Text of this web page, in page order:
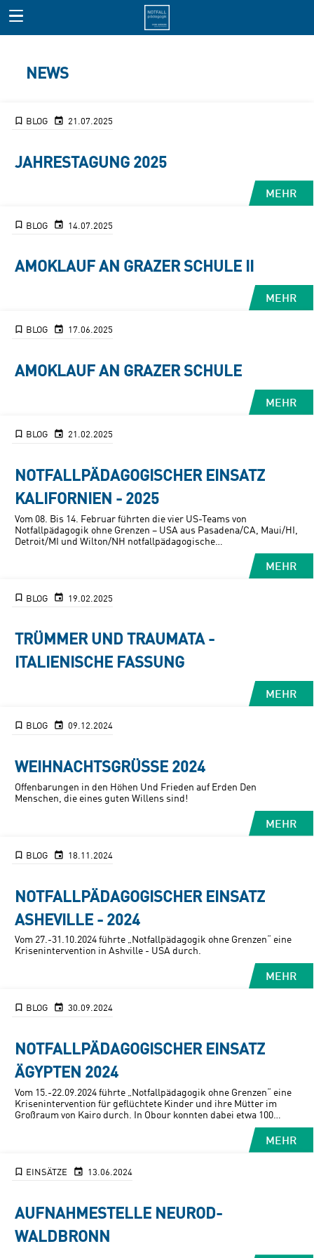
NEWS
BLOG 21.07.2025
JAHRESTAGUNG 2025
MEHR
BLOG 14.07.2025
AMOKLAUF AN GRAZER SCHULE II
MEHR
BLOG 17.06.2025
AMOKLAUF AN GRAZER SCHULE
MEHR
BLOG 21.02.2025
NOTFALLPÄDAGOGISCHER EINSATZ
KALIFORNIEN - 2025
Vom 08. Bis 14. Februar führten die vier US-Teams von
Notfallpädagogik ohne Grenzen – USA aus Pasadena/CA, Maui/HI,
Detroit/MI und Wilton/NH notfallpädagogische
Kriseninterventionen im Großraum von Los Angeles durch.
MEHR
BLOG 19.02.2025
TRÜMMER UND TRAUMATA -
ITALIENISCHE FASSUNG
MEHR
BLOG 09.12.2024
WEIHNACHTSGRÜSSE 2024
Offenbarungen in den Höhen Und Frieden auf Erden Den
Menschen, die eines guten Willens sind!
MEHR
BLOG 18.11.2024
NOTFALLPÄDAGOGISCHER EINSATZ
ASHEVILLE - 2024
Vom 27.-31.10.2024 führte „Notfallpädagogik ohne Grenzen“ eine
Krisenintervention in Ashville - USA durch.
MEHR
BLOG 30.09.2024
NOTFALLPÄDAGOGISCHER EINSATZ
ÄGYPTEN 2024
Vom 15.-22.09.2024 führte „Notfallpädagogik ohne Grenzen“ eine
Krisenintervention für geflüchtete Kinder und ihre Mütter im
Großraum von Kairo durch. In Obour konnten dabei etwa 100
MEHR
EINSÄTZE 13.06.2024
AUFNAHMESTELLE NEUROD-
WALDBRONN